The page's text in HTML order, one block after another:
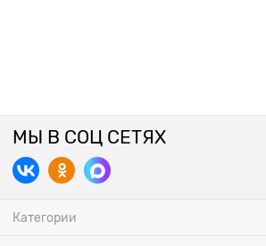
МЫ В СОЦ СЕТЯХ
Категории